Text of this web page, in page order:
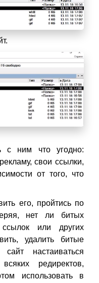
с ним что угодно:
свои ссылки,
от того, что
его, пройтись по
нет ли битых
или других
удалить битые
настаиваться
редиректов,
использовать в